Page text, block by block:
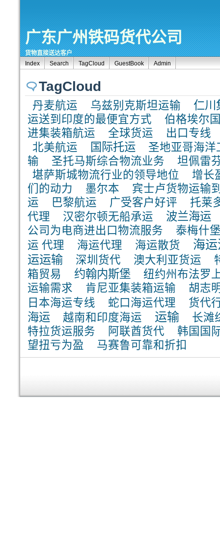
广东广州铁码货代公司
货物直接送达客户
Index
Search TagCloud GuestBook Admin
TagCloud
丹麦航运 乌兹别克斯坦运输 仁川
运送到印度的最便宜方式
伯格埃尔
进集装箱航运
全球货运
出口专线
北美航运
国际托运
圣地亚哥海洋
输
圣托马斯综合物流业务
坦佩雷
堪萨斯城物流行业的领导地位
增长
们的动力
墨尔本
宾士卢货物运输
运
巴黎航运 广受客户好评
托莱
代理
汉密尔顿无船承运 波兰海运
公司为电商进出口物流服务
泰梅什
运 代理
海运代理 海运散货 海
运运输 深圳货代 澳大利亚货运
箱贸易
约翰内斯堡
纽约州布法罗
运输需求
肯尼亚集装箱运输
胡志
日本海运专线
蛇口海运代理 货代
海运 越南和印度海运 运输
长滩
特拉货运服务
阿联酋货代
韩国国
望扭亏为盈
马赛鲁可靠和折扣